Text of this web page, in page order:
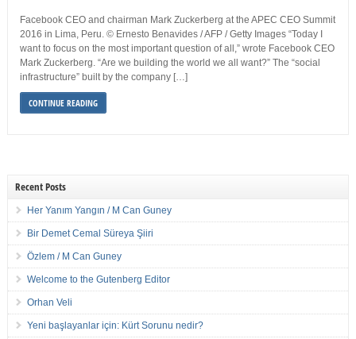
Facebook CEO and chairman Mark Zuckerberg at the APEC CEO Summit
2016 in Lima, Peru. © Ernesto Benavides / AFP / Getty Images “Today I
want to focus on the most important question of all,” wrote Facebook CEO
Mark Zuckerberg. “Are we building the world we all want?” The “social
infrastructure” built by the company […]
CONTINUE READING
Recent Posts
Her Yanım Yangın / M Can Guney
Bir Demet Cemal Süreya Şiiri
Özlem / M Can Guney
Welcome to the Gutenberg Editor
Orhan Veli
Yeni başlayanlar için: Kürt Sorunu nedir?